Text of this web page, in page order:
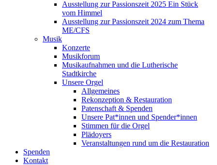
Ausstellung zur Passionszeit 2025 Ein Stück
vom Himmel
Ausstellung zur Passionszeit 2024 zum Thema
ME/CFS
Musik
Konzerte
Musikforum
Musikaufnahmen und die Lutherische
Stadtkirche
Unsere Orgel
Allgemeines
Rekonzeption & Restauration
Patenschaft & Spenden
Unsere Pat*innen und Spender*innen
Stimmen für die Orgel
Plädoyers
Veranstaltungen rund um die Restauration
Spenden
Kontakt